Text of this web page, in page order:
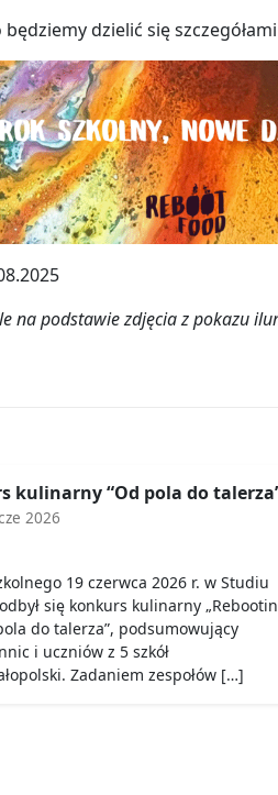
będziemy dzielić się
na podstawie zdjęcia z pokazu
kulinarny “Od pola do
2026
19 czerwca 2026 r. w Studiu
się konkurs kulinarny
do talerza”, podsumowujący
i uczniów z 5 szkół
Zadaniem zespołów […]